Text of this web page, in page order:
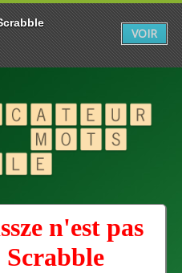
n'est pas
Scrabble
VOIR